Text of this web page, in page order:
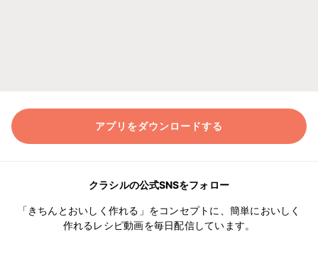
アプリをダウンロードする
クラシルの公式SNSをフォロー
「きちんとおいしく作れる」をコンセプトに、簡単においしく
作れるレシピ動画を毎日配信しています。